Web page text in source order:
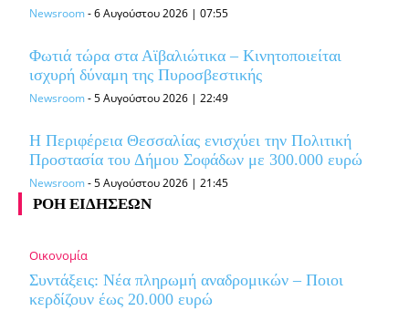
Newsroom-6 Αυγούστου 2026 | 07:55
Φωτιά τώρα στα Αϊβαλιώτικα – Κινητοποιείται
ισχυρή δύναμη της Πυροσβεστικής
Newsroom-5 Αυγούστου 2026 | 22:49
Η Περιφέρεια Θεσσαλίας ενισχύει την Πολιτική
Προστασία του Δήμου Σοφάδων με 300.000 ευρώ
Newsroom-5 Αυγούστου 2026 | 21:45
ΡΟΗ ΕΙΔΗΣΕΩΝ
Οικονομία
Συντάξεις: Νέα πληρωμή αναδρομικών – Ποιοι
κερδίζουν έως 20.000 ευρώ